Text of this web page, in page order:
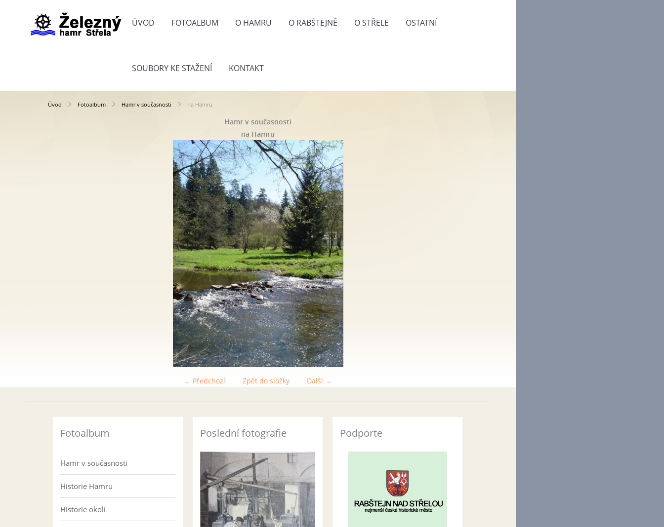
ÚVOD FOTOALBUM O HAMRU O RABŠTEJNĚ O STŘELE OSTATNÍ
SOUBORY KE STAŽENÍ KONTAKT
Úvod Fotoalbum Hamr v současnosti na Hamru
Hamr v současnosti
na Hamru
← Předchozí Další →
Zpět do složky
Fotoalbum
Hamr v současnosti
Historie Hamru
Historie okolí
Poslední fotografie Podporte